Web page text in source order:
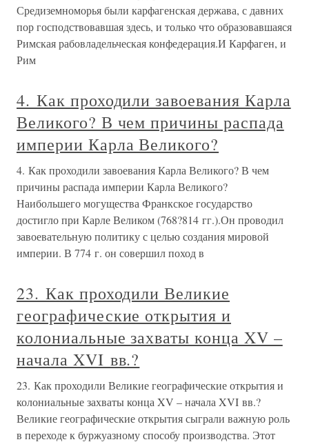
Средиземноморья были карфагенская держава, с давних
пор господствовавшая здесь, и только что образовавшаяся
Римская рабовладельческая конфедерация.И Карфаген, и
Рим
4. Как проходили завоевания Карла
Великого? В чем причины распада
империи Карла Великого?
4. Как проходили завоевания Карла Великого? В чем
причины распада империи Карла Великого?
Наибольшего могущества Франкское государство
достигло при Карле Великом (768?814 гг.).Он проводил
завоевательную политику с целью создания мировой
империи. В 774 г. он совершил поход в
23. Как проходили Великие
географические открытия и
колониальные захваты конца XV –
начала XVI вв.?
23. Как проходили Великие географические открытия и
колониальные захваты конца XV – начала XVI вв.?
Великие географические открытия сыграли важную роль
в переходе к буржуазному способу производства. Этот